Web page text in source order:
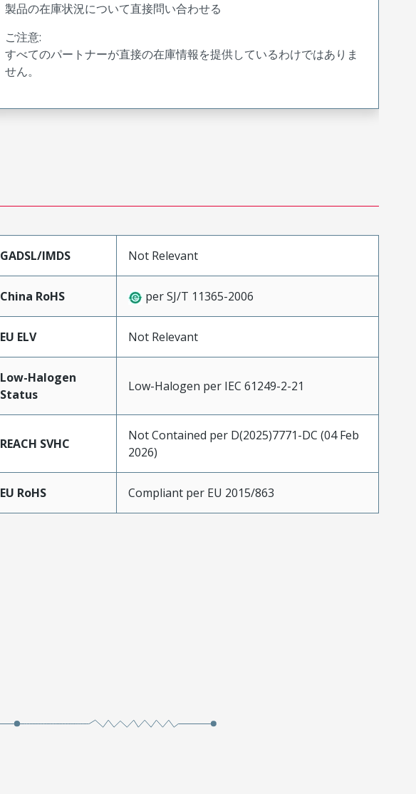
製品の在庫状況について直接問い合わせる
ご注意:
すべてのパートナーが直接の在庫情報を提供しているわけではありま
せん。
GADSL/IMDS Not Relevant
China RoHS per SJ/T 11365-2006
EU ELV Not Relevant
Low-Halogen
Status
Low-Halogen per IEC 61249-2-21
REACH SVHC
Not Contained per D(2025)7771-DC (04 Feb
2026)
EU RoHS Compliant per EU 2015/863